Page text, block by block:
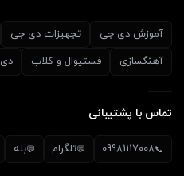
آموزش دی جی تجهیزات دی جی
آهنگسازی
فستیوال و کلاب
تماس با پشتیبانی
📞
09981117008
💬تلگرام 💬بله